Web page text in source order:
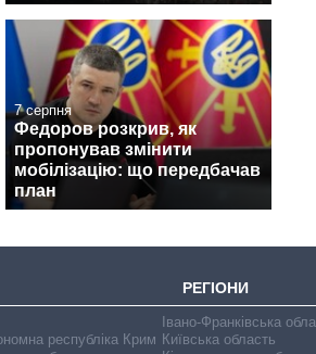
7 серпня
Федоров розкрив, як
пропонував змінити
мобілізацію: що передбачав
план
РЕГІОНИ
республіка Крим
Івано-Франківська
Київська область